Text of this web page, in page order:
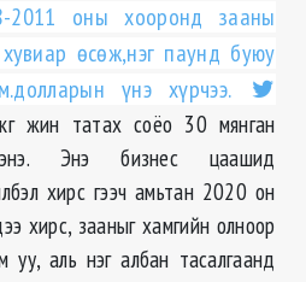
2011 оны хооронд зааны
өсөж,нэг паунд буюу
үнэ хүрчээ.
жин татах соёо 30 мянган
Энэ бизнес цаашид
хирс гээч амьтан 2020 он
хирс, зааныг хамгийн олноор
уу, аль нэг албан тасалгаанд